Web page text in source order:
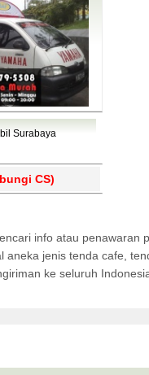
Surabaya
CS)
info atau penawaran
aneka jenis tenda cafe,
ke seluruh